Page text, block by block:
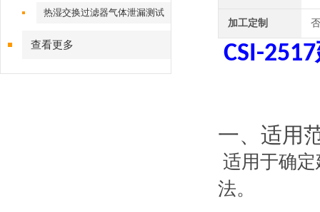
热湿交换过滤器气体泄漏测试
查看更多
加工定制 否
CSI-2517
一、适用
适用于确
法。